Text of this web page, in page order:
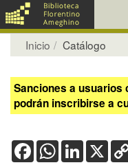
Inicio Catálogo
Sanciones a
podrán inscribirse a
FacebookWhatsApp
LinkedIn
X